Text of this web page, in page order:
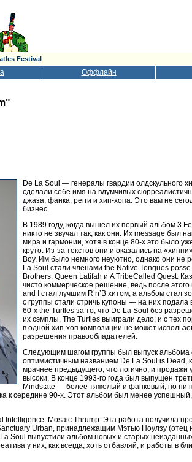
Festival
Оффлайн
De La Soul — генералы гвардии олдскульного
сделали себе имя на вдумчивых
джаза, фанка, регги и хип-хопа. Это вам не
бизнес.
В 1989 году, когда вышел их первый альбом 3
никто не звучал так, как они. Их message был
мира и гармонии, хотя в конце 80-х это было
круто. Из-за текстов они и оказались на
Boy. Им было немного неуютно, однако они не
La Soul стали членами the Native Tongues
Brothers, Queen Latifah и A TribeCalled Quest.
чисто коммерческое решение, ведь после этого
and I стал лучшим R’n’B хитом, а альбом стал
с группы стали стричь купоны — на них подала
60-х the Turtles за то, что De La Soul без
их сэмплы. The Turtles выиграли дело, и с тех
в одной хип-хоп композиции не может
разрешения правообладателей.
Следующим шагом группы был выпуск альбома
оптимистичным названием De La Soul is Dead,
мрачнее предыдущего, что логично, и продажи
высоки. В конце 1993-го года был выпущен
Mindstate — более тяжелый и фанковый, но ни
к середине 90-х. Этот альбом был менее
Intelligence: Mosaic Thrump. Эта работа получила
Urban, принадлежащим Мэтью Ноулзу (отец
Soul выпустили альбом новых и старых
у них, как всегда, хоть отбавляй, и работы в